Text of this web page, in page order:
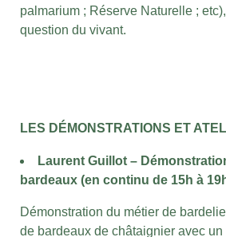
palmarium ; Réserve Naturelle ;
question du vivant.
LES DÉMONSTRATIONS ET
Laurent Guillot –
bardeaux (en continu de 15h à
Démonstration du métier de
de bardeaux de châtaignier avec